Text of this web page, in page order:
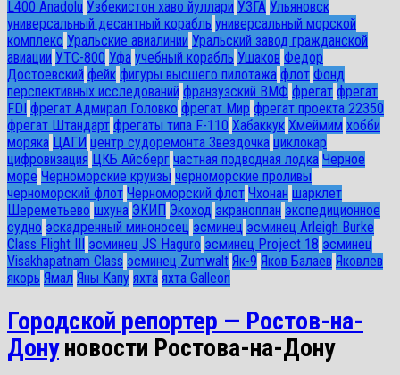
L400 Anadolu Узбекистон хаво йуллари УЗГА Ульяновск
универсальный десантный корабль универсальный морской
комплекс Уральские авиалинии Уральский завод гражданской
авиации УТС-800 Уфа учебный корабль Ушаков Федор
Достоевский фейк фигуры высшего пилотажа флот Фонд
перспективных исследований франзузский ВМФ фрегат фрегат
FDI фрегат Адмирал Головко фрегат Мир фрегат проекта 22350
фрегат Штандарт фрегаты типа F-110 Хабаккук Хмеймим хобби
моряка ЦАГИ центр судоремонта Звездочка циклокар
цифровизация ЦКБ Айсберг частная подводная лодка Черное
море Черноморские круизы черноморские проливы
черноморский флот Черноморский флот Чхонан шарклет
Шереметьево шхуна ЭКИП Экоход экраноплан экспедиционное
судно эскадренный миноносец эсминец эсминец Arleigh Burke
Class Flight III
эсминец JS Haguro эсминец Project 18 эсминец
Visakhapatnam Class эсминец Zumwalt Як-9 Яков Балаев Яковлев
якорь Ямал Яны Капу яхта яхта Galleon
Городской репортер — Ростов-на-
Дону новости Ростова-на-Дону